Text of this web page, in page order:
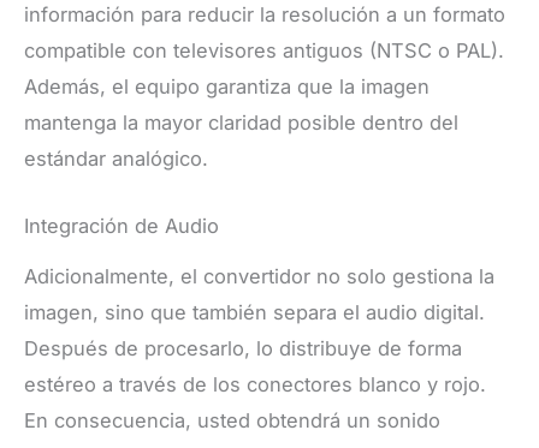
información para reducir la resolución a un formato
compatible con televisores antiguos (NTSC o PAL).
Además, el equipo garantiza que la imagen
mantenga la mayor claridad posible dentro del
estándar analógico.
Integración de Audio
Adicionalmente, el convertidor no solo gestiona la
imagen, sino que también separa el audio digital.
Después de procesarlo, lo distribuye de forma
estéreo a través de los conectores blanco y rojo.
En consecuencia, usted obtendrá un sonido